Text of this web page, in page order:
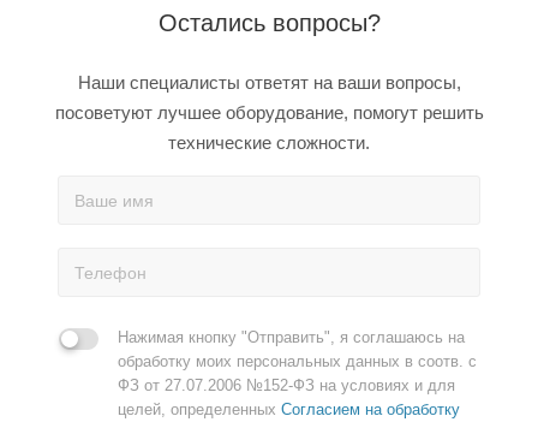
Остались вопросы?
Наши специалисты ответят на ваши вопросы,
посоветуют лучшее оборудование, помогут решить
технические сложности.
Нажимая кнопку "Отправить", я соглашаюсь на
обработку моих персональных данных в соотв. с
ФЗ от 27.07.2006 №152-ФЗ на условиях и для
целей, определенных Согласием на обработку